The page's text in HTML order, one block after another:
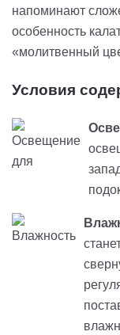
напоминают
особенность
«молитвенный
Условия